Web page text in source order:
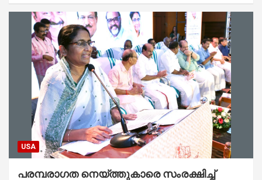
USA
പരമ്പരാഗത നെയ്ത്തുകാരെ സംരക്ഷിച്ച്